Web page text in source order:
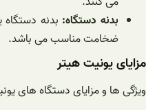
بدنه دستگاه: بدنه
ضخامت مناسب می باشد.
مزایای یونیت هیتر
ویژگی ها و مزایای دستگاه های